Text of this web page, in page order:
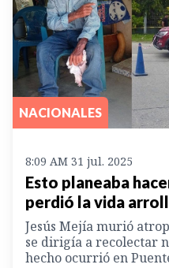
NACIONALES
8:09 AM 31 jul. 2025
Esto planeaba
perdió la vida
Jesús Mejía murió
se dirigía a recolectar
hecho ocurrió en